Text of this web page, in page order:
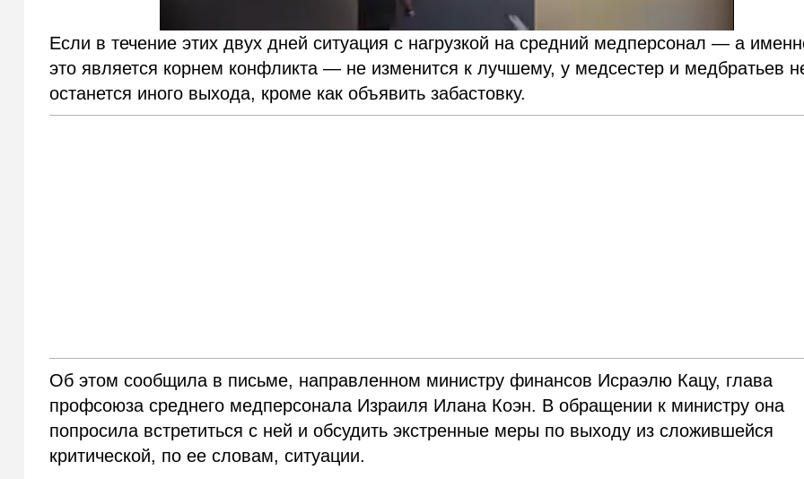
Если в течение этих двух дней ситуация с нагрузкой на средний медперсонал — а
это является корнем конфликта — не изменится к лучшему, у медсестер и медбратьев
останется иного выхода, кроме как объявить забастовку.
Об этом сообщила в письме, направленном министру финансов Исраэлю Кацу, глава
профсоюза среднего медперсонала Израиля Илана Коэн. В обращении к министру она
попросила встретиться с ней и обсудить экстренные меры по выходу из сложившейся
критической, по ее словам, ситуации.